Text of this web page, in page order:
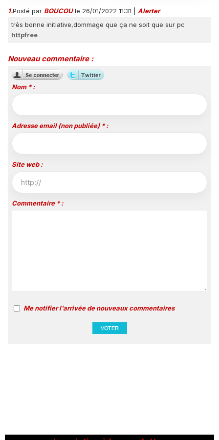
1.Posté par BOUCOU le 26/01/2022 11:31
Alerter
très bonne initiative,dommage que ça ne soit que sur pc
httpfree
Nouveau commentaire :
Nom * :
Adresse email (non publiée) * :
Site web :
Commentaire * :
Me notifier l'arrivée de nouveaux commentaires